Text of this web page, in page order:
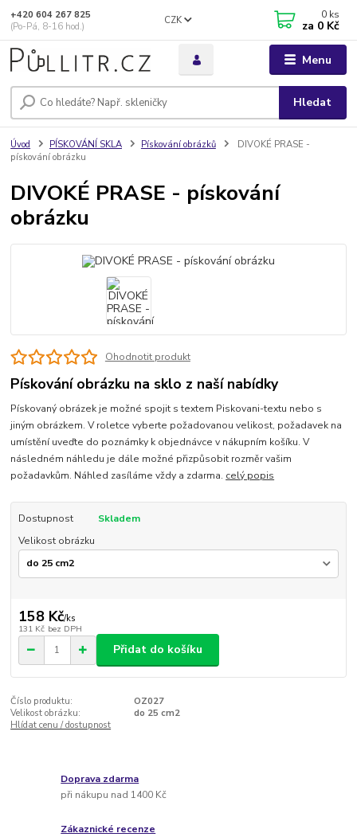
Menu
CZK
Hledat
+420 604 267 825
(Po-Pá, 8-16 hod.)
0 ks
za 0 Kč
Úvod PÍSKOVÁNÍ SKLA Pískování obrázků
DIVOKÉ PRASE -
pískování obrázku
DIVOKÉ PRASE - pískování
obrázku
Ohodnotit produkt
Pískování obrázku na sklo z naší nabídky
Pískovaný obrázek je možné spojit s textem Piskovani-textu nebo s
jiným obrázkem. V roletce vyberte požadovanou velikost, požadavek na
umístění uveďte do poznámky k objednávce v nákupním košíku. V
následném náhledu je dále možné přizpůsobit rozměr vašim
požadavkům. Náhled zasíláme vždy a zdarma. celý popis
Dostupnost
Skladem
Velikost obrázku
158 Kč/ks
131 Kč bez DPH
Přidat do košíku
Číslo produktu:
OZ027
Velikost obrázku:
do 25 cm2
Hlídat cenu / dostupnost
Doprava zdarma
při nákupu nad 1400 Kč
Zákaznické recenze